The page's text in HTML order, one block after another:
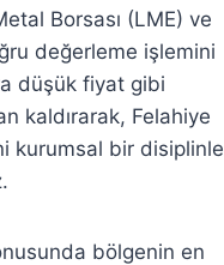
Borsası (LME) ve
değerleme işlemini
düşük fiyat gibi
kaldırarak, Felahiye
kurumsal bir disiplinle
bölgenin en